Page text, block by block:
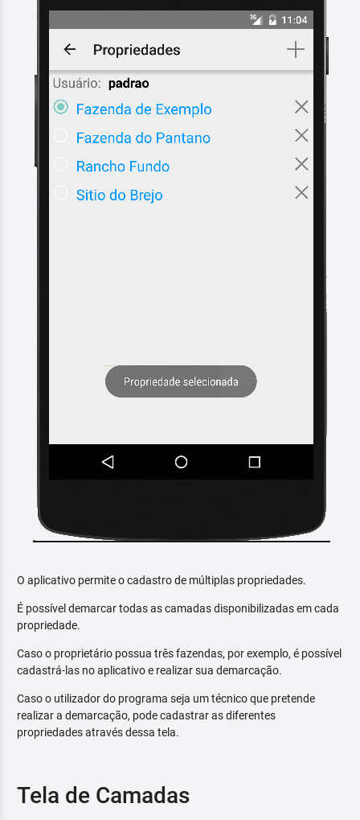
O aplicativo permite o cadastro de múltiplas propriedades.
É possível demarcar todas as camadas disponibilizadas em cada
propriedade.
Caso o proprietário possua três fazendas, por exemplo, é possível
cadastrá-las no aplicativo e realizar sua demarcação.
Caso o utilizador do programa seja um técnico que pretende
realizar a demarcação, pode cadastrar as diferentes
propriedades através dessa tela.
Tela de Camadas